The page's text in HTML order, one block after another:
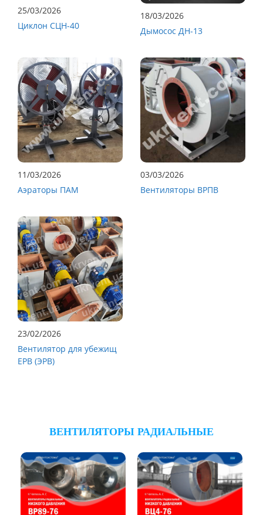
25/03/2026
Циклон СЦН-40
18/03/2026
Дымосос ДН-13
11/03/2026
Аэраторы ПАМ
03/03/2026
Вентиляторы ВРПВ
23/02/2026
Вентилятор для убежищ
ЕРВ (ЭРВ)
ВЕНТИЛЯТОРЫ РАДИАЛЬНЫЕ